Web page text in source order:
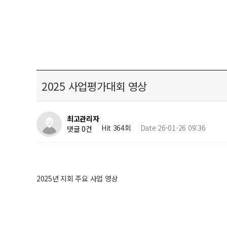
2025 사업평가대회 영상
최고관리자
댓글 0건
Hit 364회 Date 26-01-26 09:36
2025년 지회 주요 사업 영상